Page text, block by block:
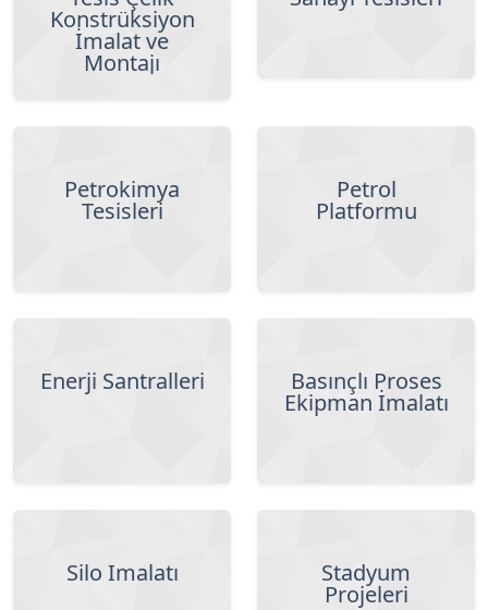
Konstrüksiyon
İmalat ve
Montajı
Petrokimya
Tesisleri
Petrol
Platformu
Enerji Santralleri Basınçlı Proses
Ekipman İmalatı
Silo İmalatı Stadyum
Projeleri